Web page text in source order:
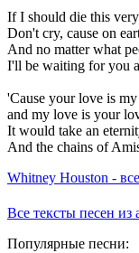
If I should die this
Don't cry, cause on
And no matter what
I'll be waiting for you
'Cause your love is
and my love is your
It would take an
And the chains of
Whitney Houston -
Все тексты песен
Популярные песни: